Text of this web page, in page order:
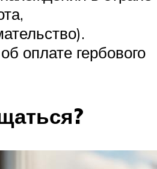
оплате гербового